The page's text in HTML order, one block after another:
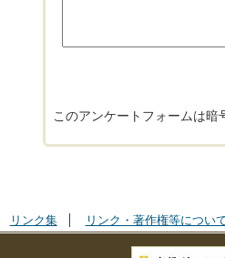
このアンケートフォームは
リンク集 リンク・著作権等につい